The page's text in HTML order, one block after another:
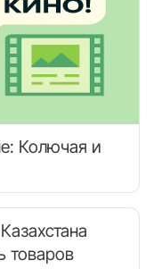
Колючая и
товаров